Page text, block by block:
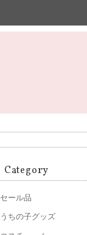
Category
セール品
うちの子グッズ